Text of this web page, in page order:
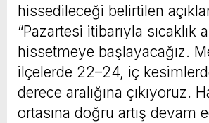
hissedileceği belirtilen
“Pazartesi itibarıyla sıcaklık
hissetmeye başlayacağız.
ilçelerde 22–24, iç
derece aralığına çıkıyoruz.
ortasına doğru artış devam